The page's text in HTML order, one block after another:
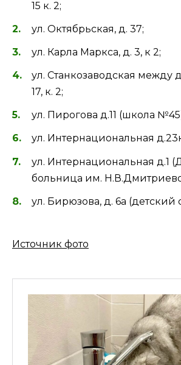
15 к. 2;
ул. Октябрьская, д. 37;
ул. Карла Маркса, д. 3, к 2;
ул. Станкозаводская между
17, к. 2;
ул. Пирогова д.11 (школа
ул. Интернациональная
ул. Интернациональная д.1
больница им.
ул. Бирюзова, д. 6а (детский
Источник фото